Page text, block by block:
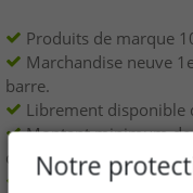
Produits de marque
Marchandise neuve
barre.
Librement disponible
Montant minimum
quantité minimum de
Des offres jusqu'à
Notre